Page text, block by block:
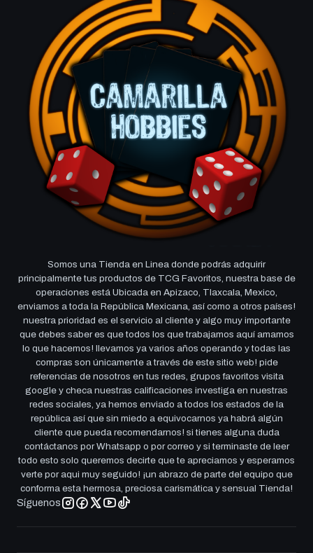
Somos una Tienda en Linea donde podrás adquirir
principalmente tus productos de TCG Favoritos, nuestra base de
operaciones está Ubicada en Apizaco, Tlaxcala, Mexico,
enviamos a toda la República Mexicana, así como a otros países!
nuestra prioridad es el servicio al cliente y algo muy importante
que debes saber es que todos los que trabajamos aquí amamos
lo que hacemos! llevamos ya varios años operando y todas las
compras son únicamente a través de este sitio web! pide
referencias de nosotros en tus redes, grupos favoritos visita
google y checa nuestras calificaciones investiga en nuestras
redes sociales, ya hemos enviado a todos los estados de la
república así que sin miedo a equivocarnos ya habrá algún
cliente que pueda recomendarnos! si tienes alguna duda
contáctanos por Whatsapp o por correo y si terminaste de leer
todo esto solo queremos decirte que te apreciamos y esperamos
verte por aqui muy seguido! ¡un abrazo de parte del equipo que
conforma esta hermosa, preciosa carismática y sensual Tienda!
Síguenos